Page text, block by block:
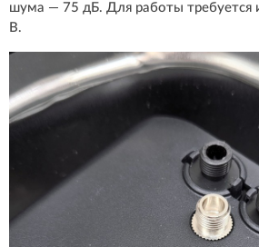
шума — 75 дБ. Для работы требуется
В.